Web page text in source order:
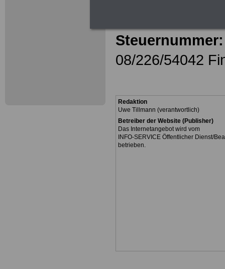
Steuernummer:
08/226/54042
Redaktion
Uwe Tillmann (verantwortlich)
Betreiber der Website (Publisher)
Das Internetangebot wird vom
INFO-SERVICE Öffentlicher Dienst/
betrieben.